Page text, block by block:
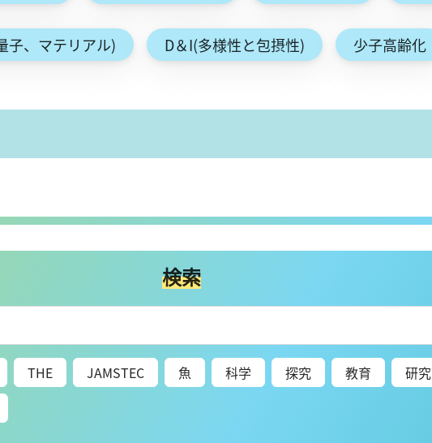
子、マテリアル) D＆I(多様性と包摂性) 少子高齢化
検索
THE​ JAMSTEC 魚 科学 探究 教育 研究